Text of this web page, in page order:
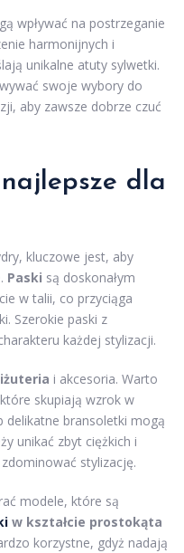
wpływać na postrzeganie
harmonijnych i
unikalne atuty sylwetki.
swoje wybory do
aby zawsze dobrze czuć
dla
kluczowe jest, aby
Paski są doskonałym
w talii, co przyciąga
Szerokie paski z
każdej stylizacji.
i akcesoria. Warto
skupiają wzrok w
delikatne bransoletki mogą
unikać zbyt ciężkich i
stylizację.
modele, które są
w kształcie prostokąta
korzystne, gdyż nadają